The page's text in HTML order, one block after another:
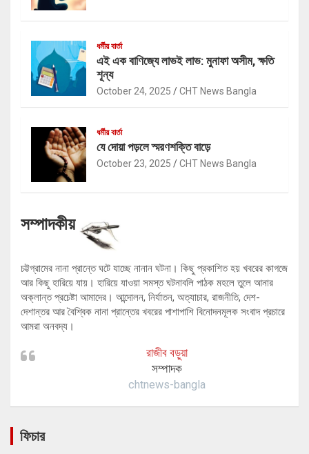
ধর্মীয় বার্তা
এই এক বাণিজ্যে লাভই লাভ: মুনাফা অসীম, ক্ষতি
শূন্য
October 24, 2025 CHT News Bangla
ধর্মীয় বার্তা
যে দোয়া পড়লে স্মরণশক্তি বাড়ে
October 23, 2025 CHT News Bangla
সম্পাদকীয়
চট্টগ্রামের নানা প্রান্তে ঘটে যাচ্ছে নানান ঘটনা। কিছু প্রকাশিত হয় খবরের কাগজে
আর কিছু হারিয়ে যায়। হারিয়ে যাওয়া সমস্ত ঘটনাবলি পাঠক মহলে তুলে আনার
অক্লান্ত প্রচেষ্টা আমাদের। আন্দোলন, নির্যাতন, অত্যাচার, রাজনীতি, দেশ-
দেশান্তর আর বৈশ্বিক নানা প্রান্তের খবরের পাশাপাশি বিনোদনমূলক সংবাদ প্রচারে
আমরা অনবদ্য।
রাজীব বড়ুয়া
সম্পাদক
chtnews-bangla
ফিচার